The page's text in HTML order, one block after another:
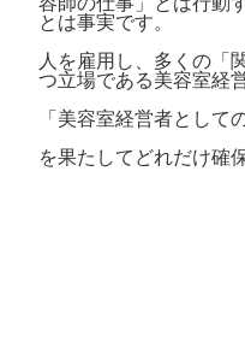
とは事実です。
人を雇用し、多くの「
つ立場である美容室経
「美容室経営者として
を果たしてどれだけ確